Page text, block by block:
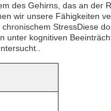
des Gehirns, das an der
wir unsere Fähigkeiten
StressDiese
kognitiven